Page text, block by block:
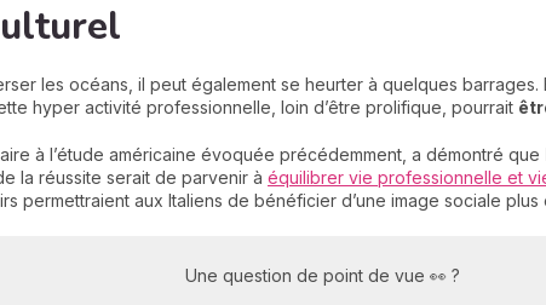
les océans, il peut également se heurter à quelques
hyper activité professionnelle, loin d’être prolifique, pourrait
à l’étude américaine évoquée précédemment, a démontré que
la réussite serait de parvenir à équilibrer vie professionnelle et
permettraient aux Italiens de bénéficier d’une image sociale plus
Une question de point de vue 👀 ?